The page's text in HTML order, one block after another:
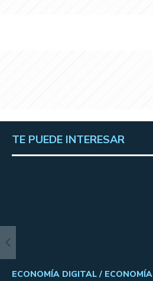
TE PUEDE INTERESAR
ECONOMÍA DIGITAL / ECONOMÍA